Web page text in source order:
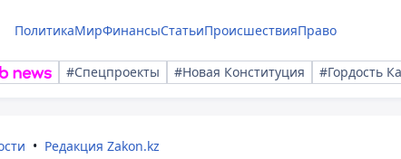
ПолитикаМирФинансыСтатьиПроисшествияПраво
#Спецпроекты #Новая Конституция #Гордость
Редакция Zakon.kz